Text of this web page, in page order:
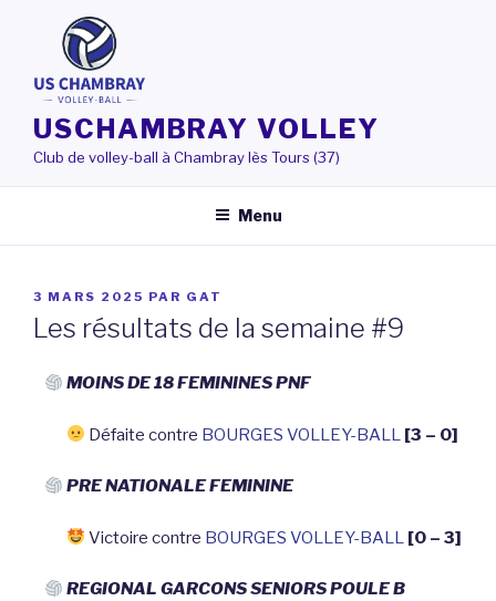
principal
USCHAMBRAY VOLLEY
Club de volley-ball à Chambray lès Tours (37)
Menu
PUBLIÉ
LE
3 MARS 2025 PAR GAT
Les résultats de la semaine #9
MOINS DE 18 FEMININES PNF
Défaite contre BOURGES VOLLEY-BALL [3 – 0]
PRE NATIONALE FEMININE
Victoire contre BOURGES VOLLEY-BALL [0 – 3]
REGIONAL GARCONS SENIORS POULE B